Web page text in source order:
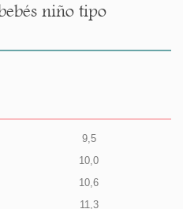
niño tipo
9,5
10,0
10,6
11,3